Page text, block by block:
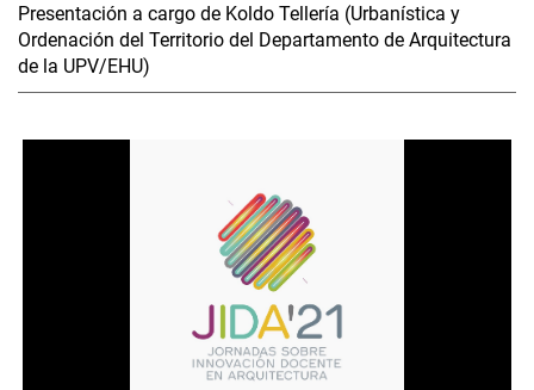
Presentación a cargo de Koldo Tellería (Urbanística y
Ordenación del Territorio del Departamento de Arquitectura
de la UPV/EHU)